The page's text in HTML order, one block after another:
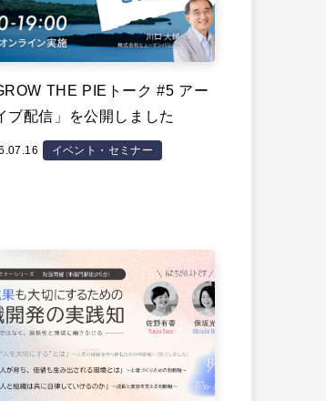
THE PIEトーク #5 アー
ブ配信」を公開しました
イベント・セミナー